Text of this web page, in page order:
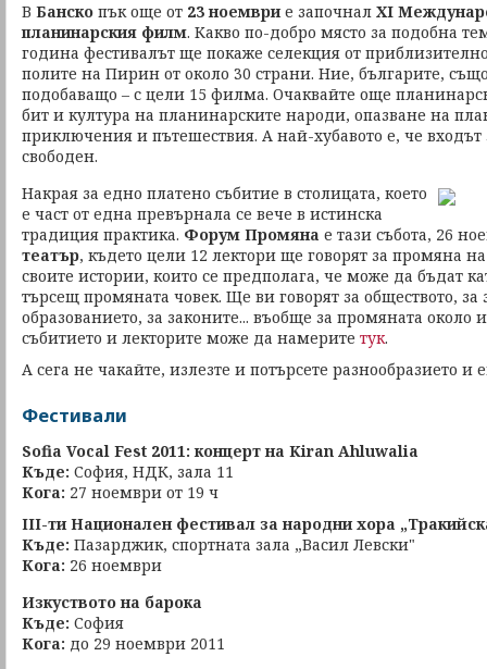
В Банско пък още от 23 ноемврие започнал XI
планинарския филм. Какво по-добро място за подобна
година фестивалът ще покаже селекция от
полите на Пирин от около 30 страни. Ние, българите,
подобаващо – с цели 15 филма. Очаквайте още
бит и култура на планинарските народи, опазване на
приключения и пътешествия. А най-хубавото е, че входът
свободен.
Накрая за едно платено събитие в столицата, което
е част от една превърнала се вече в истинска
традиция практика. Форум Промяна е тази събота, 26
театър, където цели 12 лектори ще говорят за промяна
своите истории, които се предполага, че може да бъдат
търсещ промяната човек. Ще ви говорят за обществото, за
образованието, за законите... въобще за промяната около
събитието и лекторите може да намерите тук.
А сега не чакайте, излезте и потърсете разнообразието
Фестивали
Sofia Vocal Fest 2011: концерт на Kiran Ahluwalia
Къде: София, НДК, зала 11
Кога: 27 ноември от 19 ч
ІІІ-ти Национален фестивал за народни хора
Къде: Пазарджик, спортната зала „Васил Левски"
Кога: 26 ноември
Изкуството на барока
Къде: София
Кога: до 29 ноември 2011